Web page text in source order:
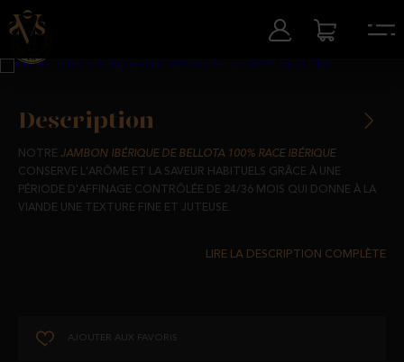
Description
NOTRE JAMBON IBÉRIQUE DE BELLOTA 100% RACE IBÉRIQUE
CONSERVE L'ARÔME ET LA SAVEUR HABITUELS GRÂCE À UNE
PÉRIODE D'AFFINAGE CONTRÔLÉE DE 24/36 MOIS QUI DONNE À LA
VIANDE UNE TEXTURE FINE ET JUTEUSE.
ISSU DE PORCS IBÉRIQUES ÉLEVÉS EN LIBERTÉ DANS LES PÂTURAGES
UN ACCORD PARFAIT POUR LE QUOTIDIEN QUI CONTIENT LE BON
AJOUTER AUX FAVORIS